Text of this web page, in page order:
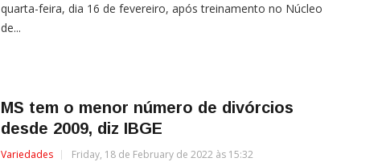
quarta-feira, dia 16 de fevereiro, após treinamento no Núcleo
de...
MS tem o menor número de divórcios
desde 2009, diz IBGE
Variedades Friday, 18 de February de 2022 às 15:32